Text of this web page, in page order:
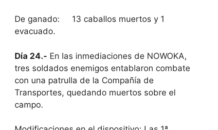
De ganado: 13 caballos muertos y 1
evacuado.
Día 24.- En las inmediaciones de NOWOKA,
tres soldados enemigos entablaron combate
con una patrulla de la Compañía de
Transportes, quedando muertos sobre el
campo.